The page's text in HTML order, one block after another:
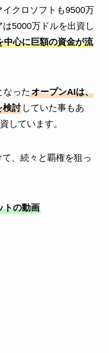
クロソフトも9500万
は5000万ドルを出資し
中心に巨額の資金が流
なったオープンAIは、
検討していた事もあ
しています。
、続々と覇権を狙っ
トの動画